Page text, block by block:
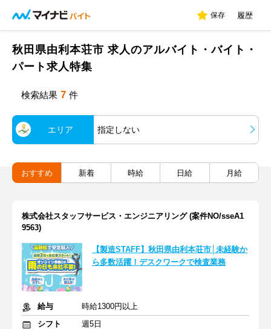
保存 履歴
秋田県由利本荘市 求人のアルバイト・バイト・
パート求人特集
検索結果 7 件
エリア 指定しない
おすすめ 新着 時給 日給 月給
株式会社スタッフサービス・エンジニアリング (案件NO/sseA1
9563)
【製造STAFF】秋田県由利本荘市│未経験か
ら多数活躍！デスクワークで検査業務
給与
時給1300円以上
シフト
週5日